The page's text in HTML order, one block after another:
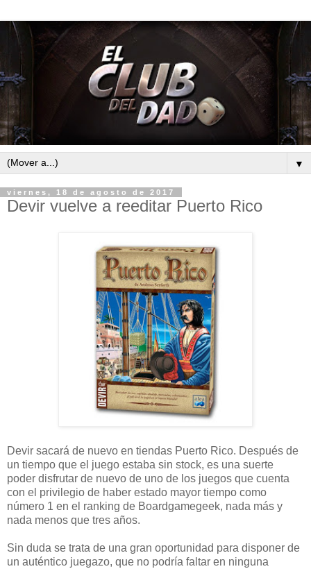
▼
viernes, 18 de agosto de 2017
Devir vuelve a reeditar Puerto Rico
Devir sacará de nuevo en tiendas Puerto Rico. Después de
un tiempo que el juego estaba sin stock, es una suerte
poder disfrutar de nuevo de uno de los juegos que cuenta
con el privilegio de haber estado mayor tiempo como
número 1 en el ranking de Boardgamegeek, nada más y
nada menos que tres años.
Sin duda se trata de una gran oportunidad para disponer de
un auténtico juegazo, que no podría faltar en ninguna